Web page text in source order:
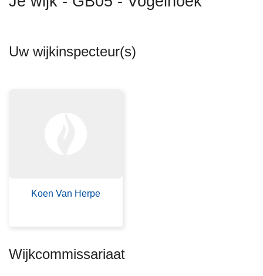
Uw wijkinspecteur(s)
Koen Van Herpe
Wijkcommissariaat